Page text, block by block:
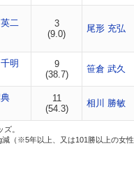
二
3
(9.0)
尾形 充弘
明
9
(38.7)
笹倉 武久
11
(54.3)
相川 勝敏
。
減（※5年以上、又は101勝以上の女性